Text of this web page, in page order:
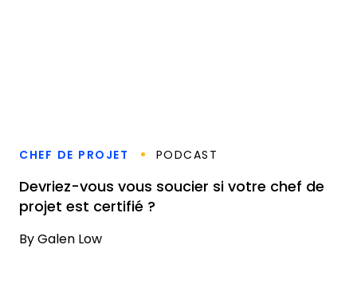
CHEF DE PROJET PODCAST
Devriez-vous vous soucier si votre chef de
projet est certifié ?
By Galen Low